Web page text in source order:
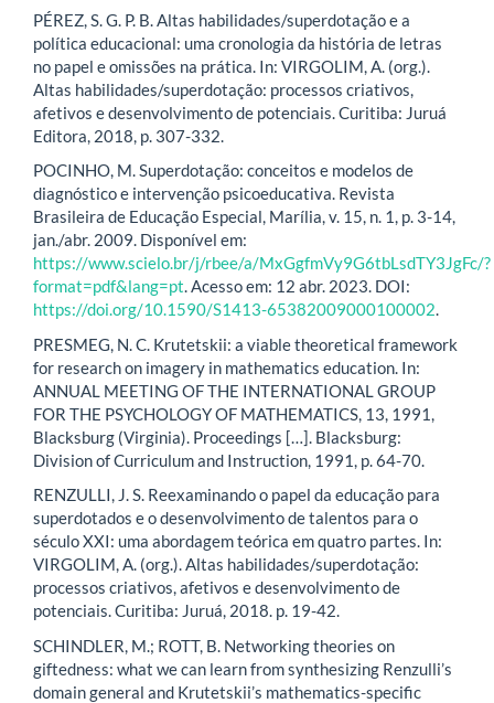
PÉREZ, S. G. P. B. Altas habilidades/superdotação e a
política educacional: uma cronologia da história de letras
no papel e omissões na prática. In: VIRGOLIM, A. (org.).
Altas habilidades/superdotação: processos criativos,
afetivos e desenvolvimento de potenciais. Curitiba: Juruá
Editora, 2018, p. 307-332.
POCINHO, M. Superdotação: conceitos e modelos de
diagnóstico e intervenção psicoeducativa. Revista
Brasileira de Educação Especial, Marília, v. 15, n. 1, p. 3-14,
jan./abr. 2009. Disponível em:
https://www.scielo.br/j/rbee/a/MxGgfmVy9G6tbLsdTY3JgFc/?
format=pdf&lang=pt. Acesso em: 12 abr. 2023. DOI:
https://doi.org/10.1590/S1413-65382009000100002.
PRESMEG, N. C. Krutetskii: a viable theoretical framework
for research on imagery in mathematics education. In:
ANNUAL MEETING OF THE INTERNATIONAL GROUP
FOR THE PSYCHOLOGY OF MATHEMATICS, 13, 1991,
Blacksburg (Virginia). Proceedings […]. Blacksburg:
Division of Curriculum and Instruction, 1991, p. 64-70.
RENZULLI, J. S. Reexaminando o papel da educação para
superdotados e o desenvolvimento de talentos para o
século XXI: uma abordagem teórica em quatro partes. In:
VIRGOLIM, A. (org.). Altas habilidades/superdotação:
processos criativos, afetivos e desenvolvimento de
potenciais. Curitiba: Juruá, 2018. p. 19-42.
SCHINDLER, M.; ROTT, B. Networking theories on
giftedness: what we can learn from synthesizing Renzulli’s
domain general and Krutetskii’s mathematics-specific